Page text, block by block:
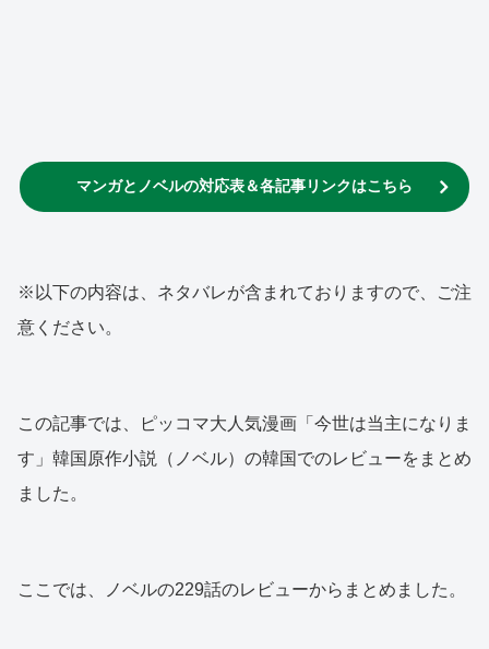
マンガとノベルの対応表＆各記事リンクはこちら
※以下の内容は、ネタバレが含まれておりますので、ご注
意ください。
この記事では、ピッコマ大人気漫画「今世は当主になりま
す」韓国原作小説（ノベル）の韓国でのレビューをまとめ
ました。
ここでは、ノベルの229話のレビューからまとめました。